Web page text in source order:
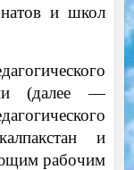
и школ
(далее —
и
рабочим